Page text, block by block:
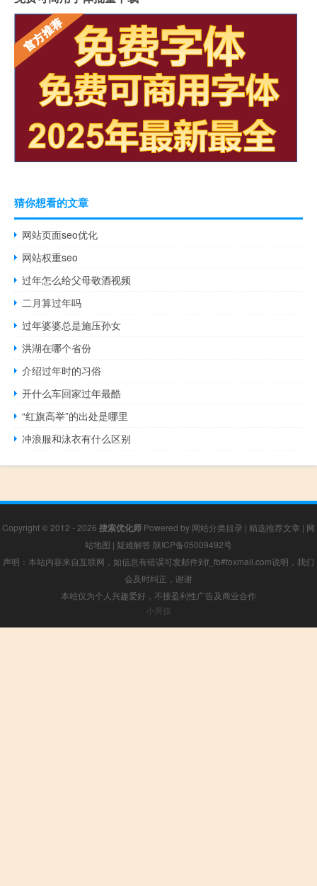
猜你想看的文章
网站页面seo优化
网站权重seo
过年怎么给父母敬酒视频
二月算过年吗
过年婆婆总是施压孙女
洪湖在哪个省份
介绍过年时的习俗
开什么车回家过年最酷
“红旗高举”的出处是哪里
冲浪服和泳衣有什么区别
Copyright © 2012 - 2026 搜索优化师 Powered by 网站分类目录 | 精选推荐文章 | 网
站地图 | 疑难解答 陕ICP备05009492号
声明：本站内容来自互联网，如信息有错误可发邮件到f_fb#foxmail.com说明，我们
会及时纠正，谢谢
本站仅为个人兴趣爱好，不接盈利性广告及商业合作
小男孩